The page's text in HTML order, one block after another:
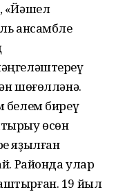
«Йәшел
ансамбле
шөғөлләнә.
белем биреү
өсөн
яҙылған
Районда улар
19 йыл